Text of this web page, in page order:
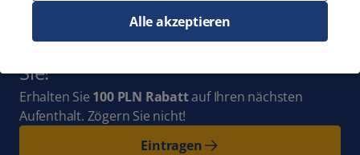
uns auf dem Laufenden. Ganz Polen
voller neuer Abenteuer wartet auf
Sie!
Erhalten Sie 100 PLN Rabattauf Ihren nächsten
Aufenthalt. Zögern Sie nicht!
Eintragen
Alle akzeptieren